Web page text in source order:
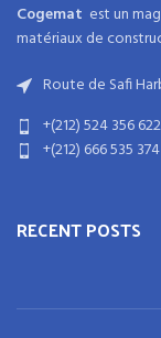
Cogemat est un
matériaux de
Route de Safi
+(212) 524 356 622
+(212) 666 535 374
RECENT POSTS